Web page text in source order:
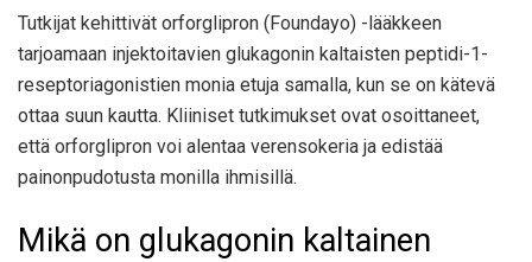
Tutkijat kehittivät orforglipron (Foundayo) -lääkkeen
tarjoamaan injektoitavien glukagonin kaltaisten peptidi-1-
reseptoriagonistien monia etuja samalla, kun se on kätevä
ottaa suun kautta. Kliiniset tutkimukset ovat osoittaneet,
että orforglipron voi alentaa verensokeria ja edistää
painonpudotusta monilla ihmisillä.
Mikä on glukagonin kaltainen